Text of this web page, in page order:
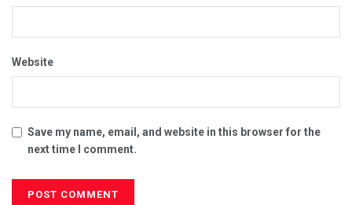
Website
Save my name, email, and website in this browser for the
next time I comment.